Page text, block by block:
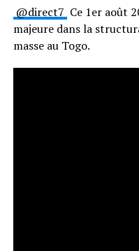
@direct7 Ce 1er août
majeure dans la
masse au Togo.